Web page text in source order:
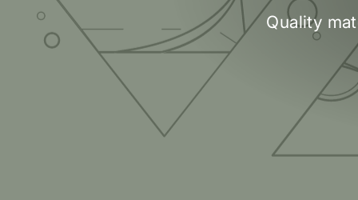
Quality